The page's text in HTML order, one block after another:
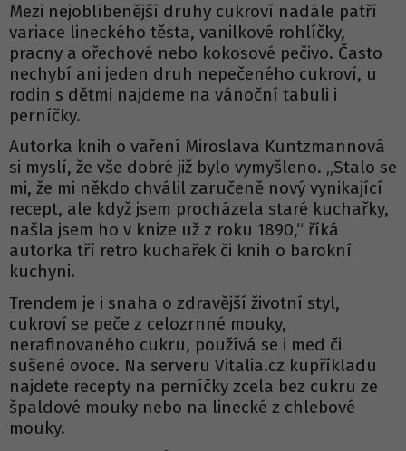
Mezi nejoblíbenější druhy cukroví nadále patří
variace lineckého těsta, vanilkové rohlíčky,
pracny a ořechové nebo kokosové pečivo. Často
nechybí ani jeden druh nepečeného cukroví, u
rodin s dětmi najdeme na vánoční tabuli i
perníčky.
Autorka knih o vaření Miroslava Kuntzmannová
si myslí, že vše dobré již bylo vymyšleno. „Stalo se
mi, že mi někdo chválil zaručeně nový vynikající
recept, ale když jsem procházela staré kuchařky,
našla jsem ho v knize už z roku 1890,“ říká
autorka tří retro kuchařek či knih o barokní
kuchyni.
Trendem je i snaha o zdravější životní styl,
cukroví se peče z celozrnné mouky,
nerafinovaného cukru, používá se i med či
sušené ovoce. Na serveru Vitalia.cz kupříkladu
najdete recepty na perníčky zcela bez cukru ze
špaldové mouky nebo na linecké z chlebové
mouky.